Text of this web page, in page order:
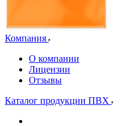
Компания
О компании
Лицензии
Отзывы
Каталог продукции ПВХ